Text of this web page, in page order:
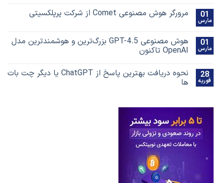
مرورگر هوش مصنوعی Comet از شرکت پرپلکسیتی
هوش مصنوعی GPT-4.5 بزرگ‌ترین و هوشمندترین مدل
OpenAI تاکنون
نحوه دریافت بهترین پاسخ‌ از ChatGPT یا دیگر چت بات
ها